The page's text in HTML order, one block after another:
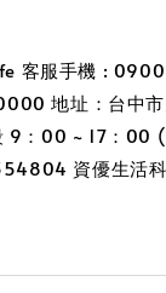
客服手機 :
地址：台中市
9：00 ~ 17：00
資優生活